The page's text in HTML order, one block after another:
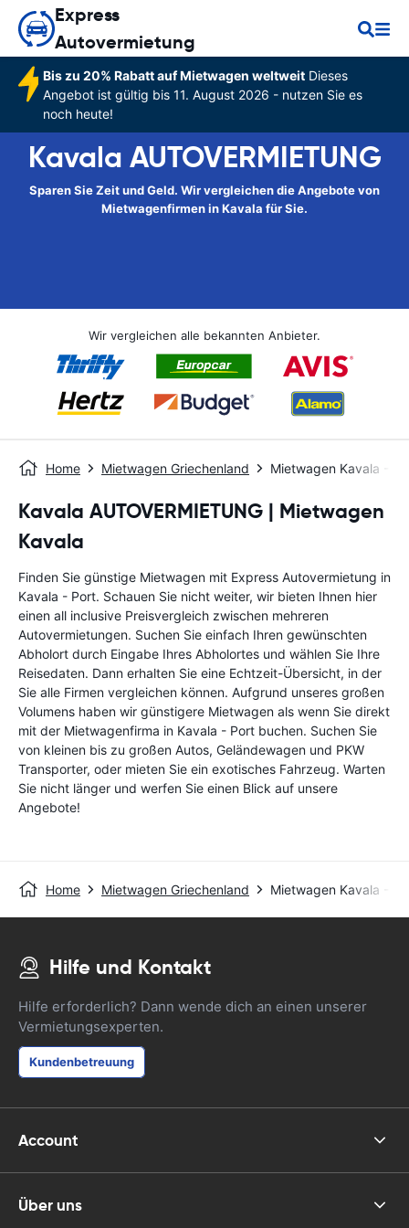
Express
Autovermietung
Bis zu 20% Rabatt auf Mietwagen weltweitDieses
Angebot ist gültig bis 11. August 2026 - nutzen Sie es
noch heute!
Kavala AUTOVERMIETUNG
Sparen Sie Zeit und Geld. Wir vergleichen die Angebote von
Mietwagenfirmen in Kavala für Sie.
Wir vergleichen alle bekannten Anbieter.
Home Mietwagen Griechenland Mietwagen Kavala -
Kavala AUTOVERMIETUNG | Mietwagen
Kavala
Finden Sie günstige Mietwagen mit Express Autovermietung in
Kavala - Port. Schauen Sie nicht weiter, wir bieten Ihnen hier
einen all inclusive Preisvergleich zwischen mehreren
Autovermietungen. Suchen Sie einfach Ihren gewünschten
Abholort durch Eingabe Ihres Abholortes und wählen Sie Ihre
Reisedaten. Dann erhalten Sie eine Echtzeit-Übersicht, in der
Sie alle Firmen vergleichen können. Aufgrund unseres großen
Volumens haben wir günstigere Mietwagen als wenn Sie direkt
mit der Mietwagenfirma in Kavala - Port buchen. Suchen Sie
von kleinen bis zu großen Autos, Geländewagen und PKW
Transporter, oder mieten Sie ein exotisches Fahrzeug. Warten
Sie nicht länger und werfen Sie einen Blick auf unsere
Angebote!
Home Mietwagen Griechenland Mietwagen Kavala -
Hilfe und Kontakt
Hilfe erforderlich? Dann wende dich an einen unserer
Vermietungsexperten.
Kundenbetreuung
Account
Über uns